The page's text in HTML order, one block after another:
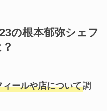
の根本郁弥シェフ
ィールや店について調